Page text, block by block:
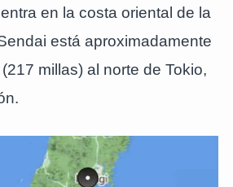
en la costa oriental de la
está aproximadamente
millas) al norte de Tokio,